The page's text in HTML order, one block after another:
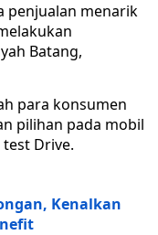
penjualan menarik
Batang,
para konsumen
pilihan pada mobil
Drive.
Kenalkan